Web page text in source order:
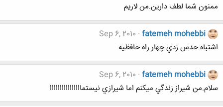
ممنون شما لطف دارين.من لاريم
fatemeh mohebbi
Sep 6, 2010
اشتباه حدس زدي چهار راه حافظيه
fatemeh mohebbi
Sep 6, 2010
سلام.من شيراز زندگي ميكنم اما شيرازي نيستماااااااااااااااا